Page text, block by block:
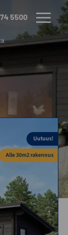
5500 VALIKKO
Uutuus!
Alle 30m2 rakennus